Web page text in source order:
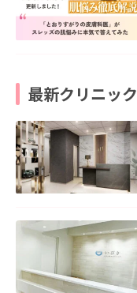
最新クリニック